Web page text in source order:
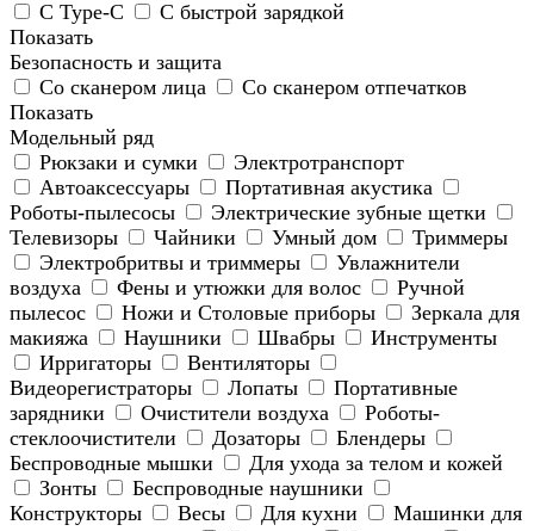
С Type-C
С быстрой зарядкой
Показать
Безопасность и защита
Со сканером лица
Со сканером отпечатков
Показать
Модельный ряд
Рюкзаки и сумки
Электротранспорт
Автоаксессуары
Портативная акустика
Роботы-пылесосы
Электрические зубные щетки
Телевизоры
Чайники Умный дом
Триммеры
Электробритвы и триммеры
Увлажнители
воздуха
Фены и утюжки для волос
Ручной
пылесос
Ножи и Столовые приборы
Зеркала для
макияжа
Наушники Швабры
Инструменты
Ирригаторы
Вентиляторы
Видеорегистраторы
Лопаты
Портативные
зарядники
Очистители воздуха
Роботы-
стеклоочистители
Дозаторы
Блендеры
Беспроводные мышки
Для ухода за телом и кожей
Зонты
Беспроводные наушники
Конструкторы
Весы Для кухни
Машинки для